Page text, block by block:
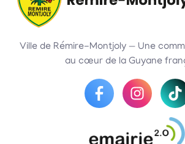
Ville de Rémire-Montjoly — Une
au cœur de la Guyane